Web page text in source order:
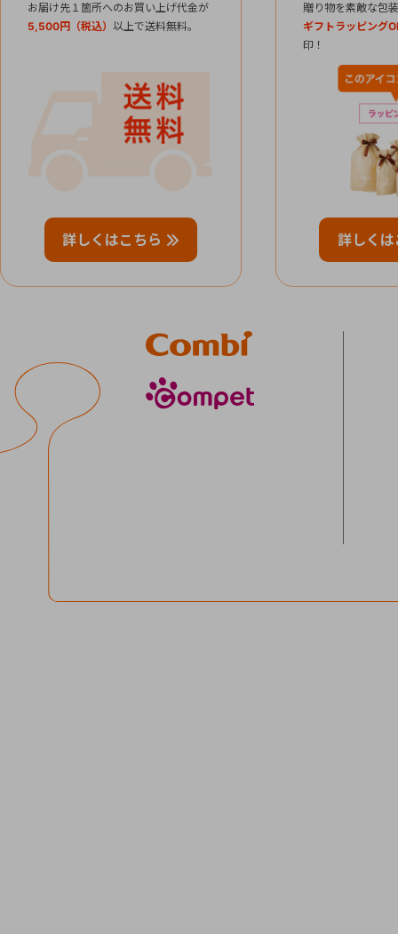
お届け先１箇所へのお買い上げ代金が
5,500円（税込） 以上で送料無料。
詳しくはこちら
贈り物を素敵な包
ギフトラッピング
印！
詳しくは
Combi